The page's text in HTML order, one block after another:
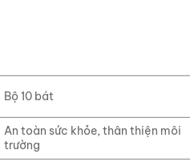
Bộ 10 bát
An toàn sức khỏe, thân thiện môi
trường